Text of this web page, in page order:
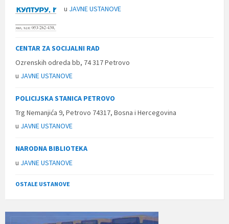
u JAVNE USTANOVE
CENTAR ZA SOCIJALNI RAD
Ozrenskih odreda bb, 74 317 Petrovo
u JAVNE USTANOVE
POLICIJSKA STANICA PETROVO
Trg Nemanjića 9, Petrovo 74317, Bosna i Hercegovina
u JAVNE USTANOVE
NARODNA BIBLIOTEKA
u JAVNE USTANOVE
OSTALE USTANOVE